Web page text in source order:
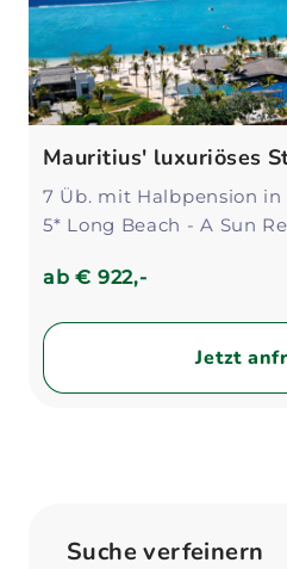
Mauritius' luxuriöses
7 Üb. mit Halbpension
5* Long Beach - A Sun
ab€ 922,-
Jetzt
Suche verfeinern